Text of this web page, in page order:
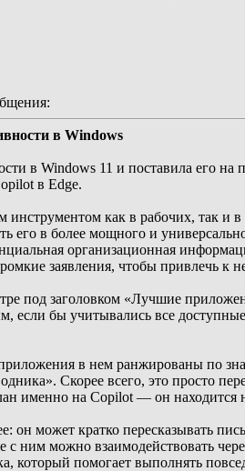
:
в Windows
в Windows 11 и поставила его
в Edge.
как в рабочих, так и
его в более мощного и
организационная
заявления, чтобы привлечь к
под заголовком «Лучшие
бы учитывались все
в нем ранжированы по
Скорее всего, это просто
именно на Copilot — он находится
может кратко пересказывать
ним можно взаимодействовать
помогает выполнять